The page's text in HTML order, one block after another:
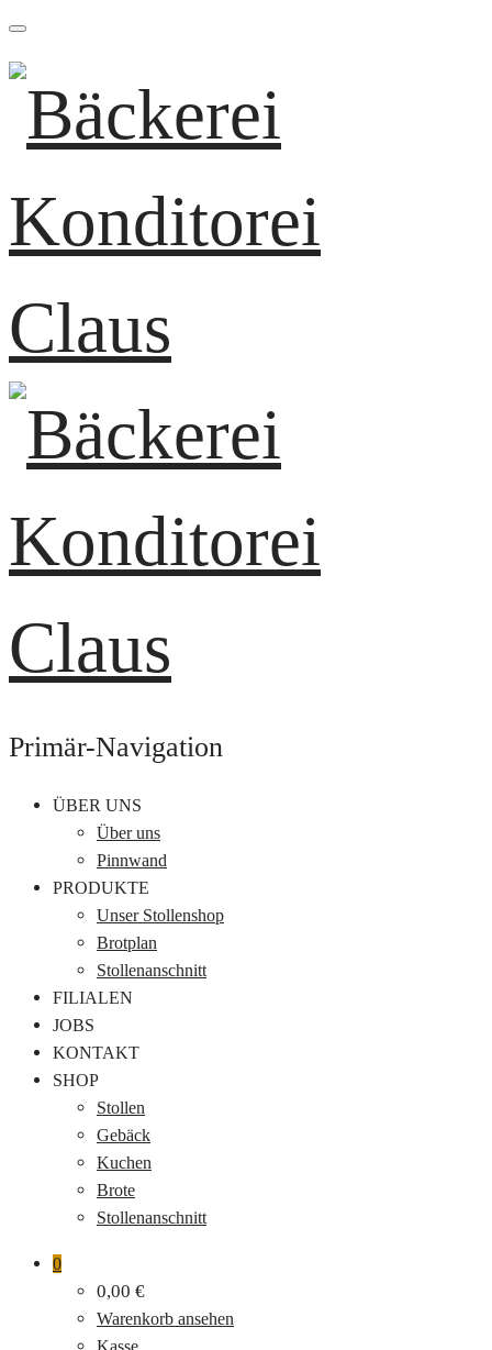
Primär-Navigation
ÜBER UNS
Über uns
Pinnwand
PRODUKTE
Unser Stollenshop
Brotplan
Stollenanschnitt
FILIALEN
JOBS
KONTAKT
SHOP
Stollen
Gebäck
Kuchen
Brote
Stollenanschnitt
0
0,00 €
Warenkorb ansehen
Kasse